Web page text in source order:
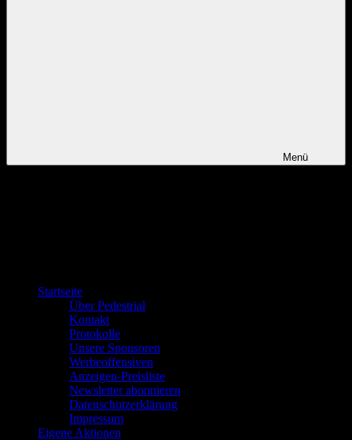
Menü
Startseite
Über Pedestrial
Kontakt
Protokolle
Unsere Sponsoren
Werbeoffensiven
Anzeigen-Preisliste
Newsletter abonnieren
Datenschutzerklärung
Impressum
Eigene Aktionen